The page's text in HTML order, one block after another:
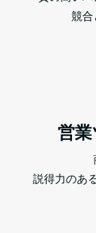
競合
営
説得力のあ